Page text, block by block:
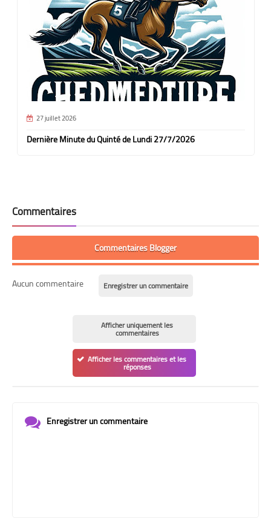
27 juillet 2026
Dernière Minute du Quinté de Lundi 27/7/2026
Commentaires
Commentaires Blogger
Aucun commentaire Enregistrer un commentaire
Afficher uniquement les
commentaires
Afficher les commentaires et les
réponses
Enregistrer un commentaire